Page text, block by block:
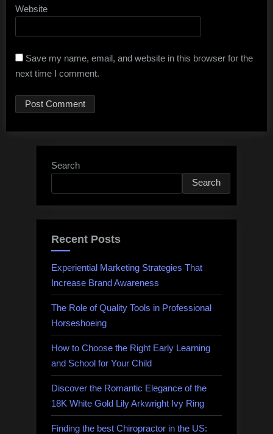
Website
Save my name, email, and website in this browser for the
next time I comment.
Search
Search
Recent Posts
Experiential Marketing Strategies That
Increase Brand Awareness
The Role of Quality Tools in Professional
Horseshoeing
How to Choose the Right Early Learning
and School for Your Child
Discover the Romantic Elegance of the
18K White Gold Lily Arkwright Ivy Ring
Finding the best Chiropractor in the US: